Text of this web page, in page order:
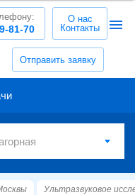
Отправить заявку
81-70
О нас
Контакты
Ультразвуковое